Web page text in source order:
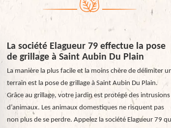
La société Elagueur 79 effectue la pose
de grillage à Saint Aubin Du Plain
La manière la plus facile et la moins chère de délimiter
terrain est la pose de grillage à Saint Aubin Du Plain.
Grâce au grillage, votre jardin est protégé des intrusions
d’animaux. Les animaux domestiques ne risquent pas
non plus de se perdre. Appelez la société Elagueur 79